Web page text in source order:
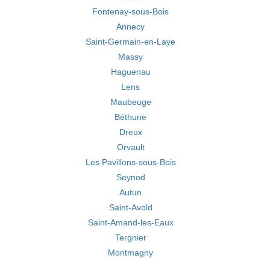
Fontenay-sous-Bois
Annecy
Saint-Germain-en-Laye
Massy
Haguenau
Lens
Maubeuge
Béthune
Dreux
Orvault
Les Pavillons-sous-Bois
Seynod
Autun
Saint-Avold
Saint-Amand-les-Eaux
Tergnier
Montmagny